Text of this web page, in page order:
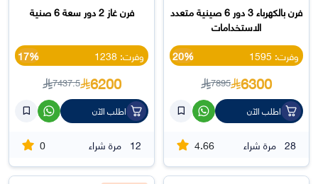
فرن بالكهرباء 3 دور 6 صينية متعدد
الاستخدامات
وفرت: 1595
20%
6300
7895
اطلب الآن
28 مرة شراء 4.66
فرن غاز 2 دور سعة 6 صنية
وفرت: 1238 17%
6200
7437.5
اطلب الآن
12 مرة شراء 0